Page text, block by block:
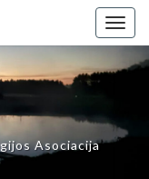
Asociacija